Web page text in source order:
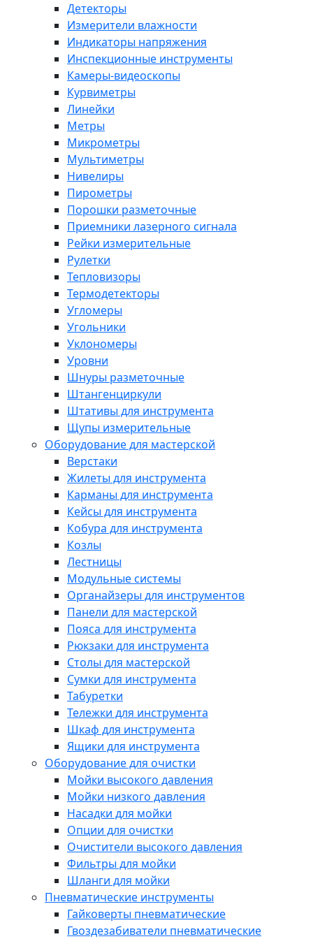
Детекторы
Измерители влажности
Индикаторы напряжения
Инспекционные инструменты
Камеры-видеоскопы
Курвиметры
Линейки
Метры
Микрометры
Мультиметры
Нивелиры
Пирометры
Порошки разметочные
Приемники лазерного сигнала
Рейки измерительные
Рулетки
Тепловизоры
Термодетекторы
Угломеры
Угольники
Уклономеры
Уровни
Шнуры разметочные
Штангенциркули
Штативы для инструмента
Щупы измерительные
Оборудование для мастерской
Верстаки
Жилеты для инструмента
Карманы для инструмента
Кейсы для инструмента
Кобура для инструмента
Козлы
Лестницы
Модульные системы
Органайзеры для инструментов
Панели для мастерской
Пояса для инструмента
Рюкзаки для инструмента
Столы для мастерской
Сумки для инструмента
Табуретки
Тележки для инструмента
Шкаф для инструмента
Ящики для инструмента
Оборудование для очистки
Мойки высокого давления
Мойки низкого давления
Насадки для мойки
Опции для очистки
Очистители высокого давления
Фильтры для мойки
Шланги для мойки
Пневматические инструменты
Гайковерты пневматические
Гвоздезабиватели пневматические